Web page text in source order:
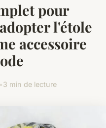
pour
l'étole
accessoire
•3 min de lecture